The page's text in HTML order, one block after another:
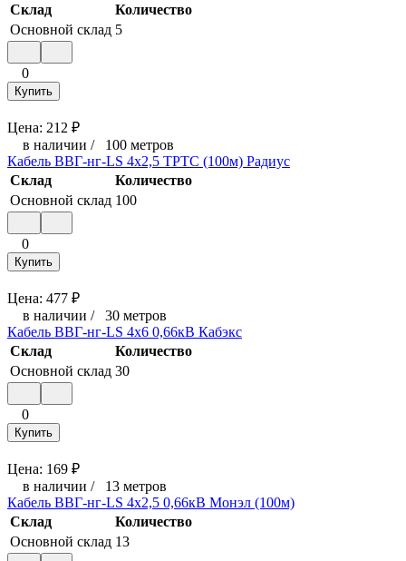
Склад
Количество
Основной склад 5
0
Купить
Цена: 212 ₽
в наличии / 100 метров
Кабель ВВГ-нг-LS 4х2,5 ТРТС (100м) Радиус
Склад
Количество
Основной склад 100
0
Купить
Цена: 477 ₽
в наличии / 30 метров
Кабель ВВГ-нг-LS 4х6 0,66кВ Кабэкс
Склад
Количество
Основной склад 30
0
Купить
Цена: 169 ₽
в наличии / 13 метров
Кабель ВВГ-нг-LS 4х2,5 0,66кВ Монэл (100м)
Склад
Количество
Основной склад 13